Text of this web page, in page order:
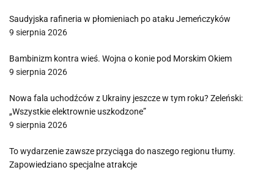
Saudyjska rafineria w płomieniach po ataku Jemeńczyków
9 sierpnia 2026
Bambinizm kontra wieś. Wojna o konie pod Morskim Okiem
9 sierpnia 2026
Nowa fala uchodźców z Ukrainy jeszcze w tym roku? Zeleński:
„Wszystkie elektrownie uszkodzone”
9 sierpnia 2026
To wydarzenie zawsze przyciąga do naszego regionu tłumy.
Zapowiedziano specjalne atrakcje